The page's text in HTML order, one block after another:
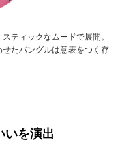
ティックなムードで展開。
たバングルは意表をつく存
いを演出